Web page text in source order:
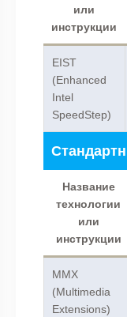
или
инструкции
EIST
(Enhanced
Intel
SpeedStep)
Название
технологии
или
инструкции
MMX
(Multimedia
Extensions)